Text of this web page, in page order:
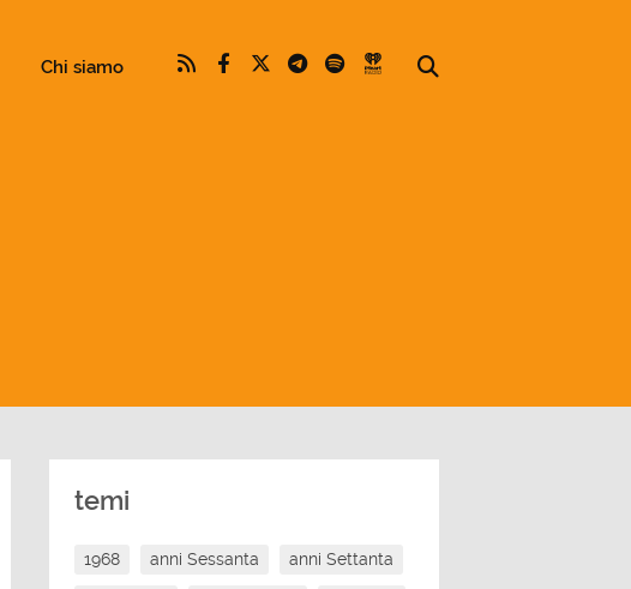
Chi siamo
temi
1968 anni Sessanta anni Settanta